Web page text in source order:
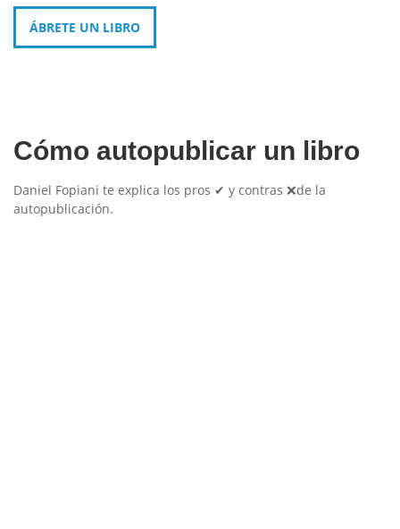
ÁBRETE UN LIBRO
Cómo autopublicar un libro
Daniel Fopiani te explica los pros ✔ y contras ❌de la
autopublicación.